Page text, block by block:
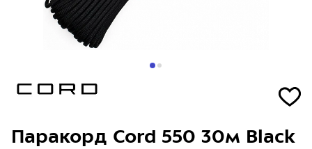
Паракорд Cord 550 30м Black